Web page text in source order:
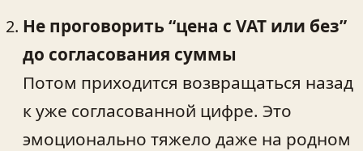
Не проговорить “цена с VAT или без”
до согласования суммы
Потом приходится возвращаться назад
к уже согласованной цифре. Это
эмоционально тяжело даже на родном